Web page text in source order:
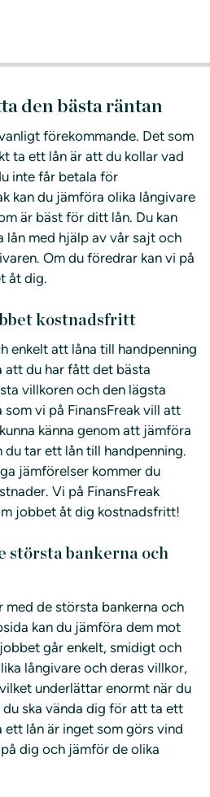
den bästa räntan
förekommande. Det som
ta ett lån är att du kollar vad
inte får betala för
kan du jämföra olika långivare
är bäst för ditt lån. Du kan
med hjälp av vår sajt och
Om du föredrar kan vi på
åt dig.
kostnadsfritt
enkelt att låna till handpenning
att du har fått det bästa
villkoren och den lägsta
vi på FinansFreak vill att
känna genom att jämföra
du tar ett lån till handpenning.
jämförelser kommer du
Vi på FinansFreak
jobbet åt dig kostnadsfritt!
största bankerna och
med de största bankerna och
kan du jämföra dem mot
går enkelt, smidigt och
långivare och deras villkor,
underlättar enormt när du
ska vända dig för att ta ett
ett lån är inget som görs vind
dig och jämför de olika